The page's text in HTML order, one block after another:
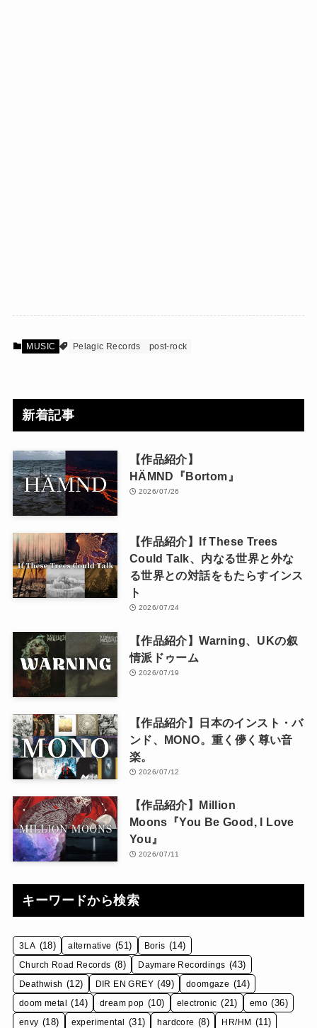
MUSIC Pelagic Records post-rock
新着記事
【作品紹介】
HÄMND『Bortom』
2026/07/26
【作品紹介】If These Trees
Could Talk、内なる世界と外な
る世界との対話をもたらすインス
ト
2026/07/24
【作品紹介】Warning、UKの叙
情派ドゥーム
2026/07/19
【作品紹介】日本のインスト・バ
ンド、MONO。重く儚く尊い音
楽。
2026/07/12
【作品紹介】Million
Moons『You Be Good, I Love
You』
2026/07/11
キーワードから検索
3LA (18) alternative (51) Boris (14)
Church Road Records (8) Daymare Recordings (43)
Deathwish (12) DIR EN GREY (49) doomgaze (14)
doom metal (14) dream pop (10) electronic (21) emo (36)
envy (18) experimental (31) hardcore (8) HR/HM (11)